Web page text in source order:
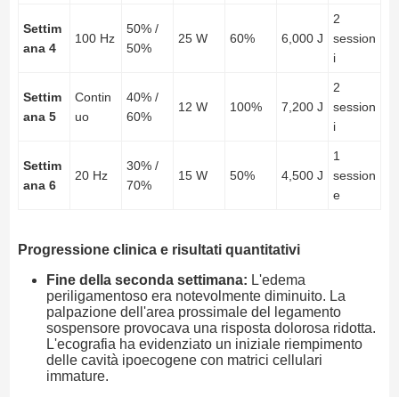
Settim
ana 4
100 Hz
50% /
50%
25 W 60% 6,000 J
2
session
i
Settim
ana 5
Contin
uo
40% /
60%
12 W 100% 7,200 J
2
session
i
Settim
ana 6
20 Hz
30% /
70%
15 W 50% 4,500 J
1
session
e
Progressione clinica e risultati quantitativi
Fine della seconda settimana: L'edema
periligamentoso era notevolmente diminuito. La
palpazione dell'area prossimale del legamento
sospensore provocava una risposta dolorosa ridotta.
L'ecografia ha evidenziato un iniziale riempimento
delle cavità ipoecogene con matrici cellulari
immature.